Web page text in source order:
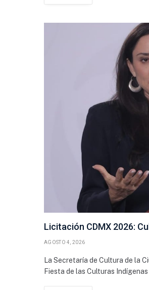
Licitación CDMX 2026:
AGOSTO 4, 2026
La Secretaría de Cultura de la
Fiesta de las Culturas